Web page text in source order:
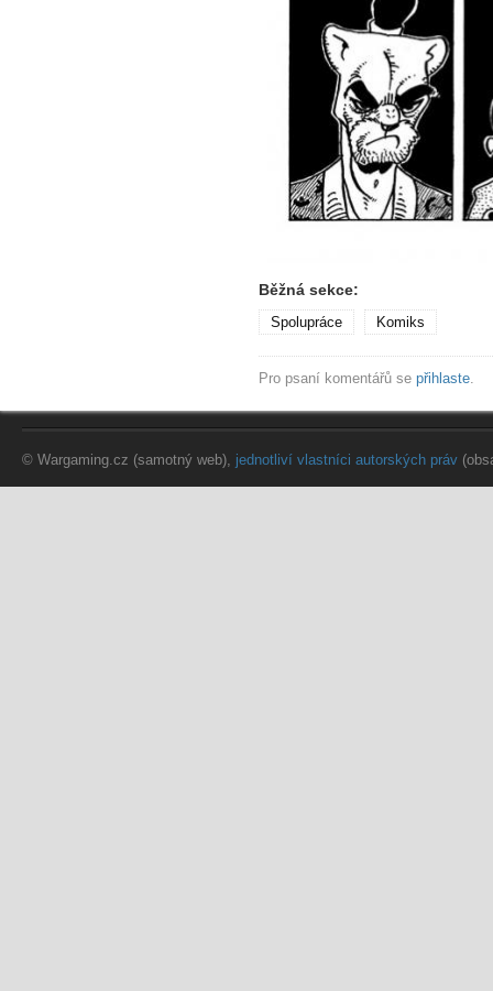
Běžná sekce:
Spolupráce Komiks
Pro psaní komentářů se přihlaste
© Wargaming.cz (samotný web), jednotliví vlastníci autorských práv